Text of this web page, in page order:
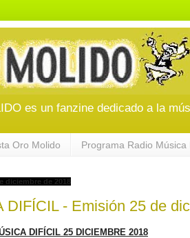
es un fanzine dedicado a la
Oro Molido Programa Radio Música
diciembre de 2018
DIFÍCIL - Emisión 25 de
DIFÍCIL 25 DICIEMBRE 2018